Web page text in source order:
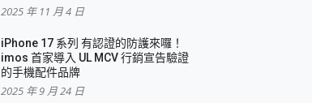
2025 年 11 月 4 日
iPhone 17 系列 有認證的防護來囉！
imos 首家導入 UL MCV 行銷宣告驗證
的手機配件品牌
2025 年 9 月 24 日